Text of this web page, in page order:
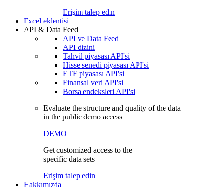
Erişim talep edin
Excel eklentisi
API & Data Feed
API ve Data Feed
API dizini
Tahvil piyasası API'si
Hisse senedi piyasası API'si
ETF piyasası API'si
Finansal veri API'si
Borsa endeksleri API'si
Evaluate the structure and quality of the data
in the public demo access
DEMO
Get customized access to the
specific data sets
Erişim talep edin
Hakkımızda